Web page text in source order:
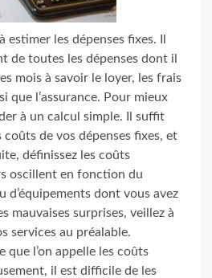
estimer les dépenses fixes. Il
de toutes les dépenses dont il
mois à savoir le loyer, les frais
que l’assurance. Pour mieux
à un calcul simple. Il suffit
de vos dépenses fixes, et
définissez les coûts
oscillent en fonction du
d’équipements dont vous avez
mauvaises surprises, veillez à
services au préalable.
que l’on appelle les coûts
il est difficile de les